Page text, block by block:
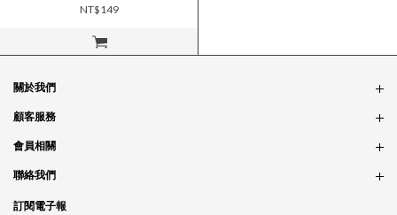
立即購買
NT$149
關於我們
品牌故事
銷售據點
隱私政策
食品法規
顧客服務
訂單問題
付款問題
配送問題
會員相關
會員制度
紅利制度
聯絡我們
合作相關
訂閱電子報